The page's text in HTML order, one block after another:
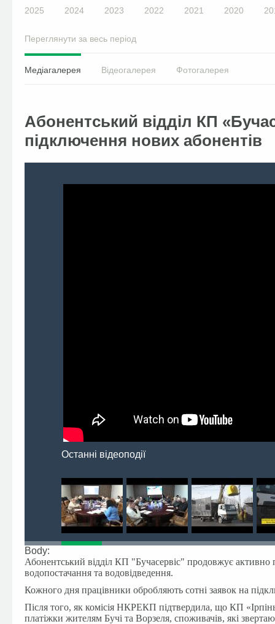
2025 2024 2023 2022 2021 2020
Переглянути за весь період
Медіагалерея Відеогалерея Фотогалерея
Абонентський відділ КП
підключення нових абонентів
Останні відеоподії
Body:
Абонентський відділ КП "Бучасервіс" продовжує активно
водопостачання та водовідведення.
Кожного дня працівники обробляють сотні заявок на
Після того, як комісія НКРЕКП підтвердила, що КП
платіжки жителям Бучі та Ворзеля, споживачів, які